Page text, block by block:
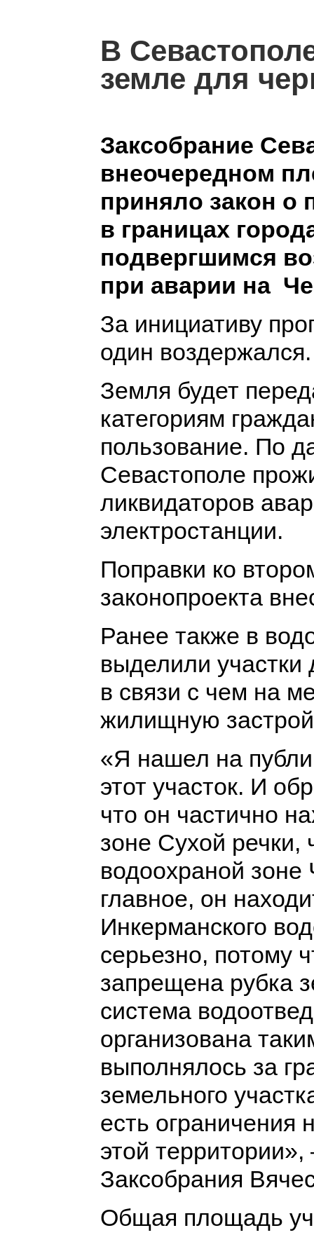
В
земле для
Заксобрание
внеочередном
приняло закон о
в границах
подвергшимся
при аварии на
За инициативу
один воздержался.
Земля будет
категориям
пользование. По
Севастополе
ликвидаторов
электростанции.
Поправки ко
законопроекта
Ранее также в
выделили участки
в связи с чем на
жилищную
«Я нашел на
этот участок. И
что он частично
зоне Сухой речки,
водоохраной
главное, он
Инкерманского
серьезно, потому
запрещена рубка
система
организована
выполнялось за
земельного
есть ограничения
этой
Заксобрания
Общая площадь